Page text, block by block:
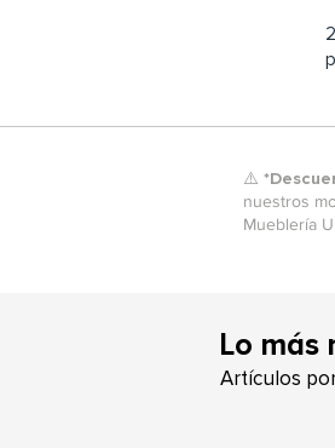
⚠️
nuestros
Mueblería
Lo más
Artículos